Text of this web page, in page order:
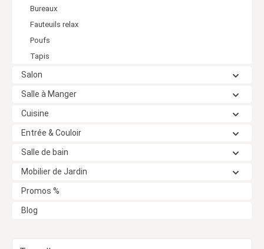
Bureaux
Fauteuils relax
Poufs
Tapis
Salon
Salle à Manger
Cuisine
Entrée & Couloir
Salle de bain
Mobilier de Jardin
Promos %
Blog